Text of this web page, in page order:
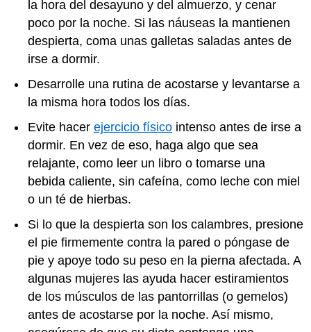
la hora del desayuno y del almuerzo, y cenar
poco por la noche. Si las náuseas la mantienen
despierta, coma unas galletas saladas antes de
irse a dormir.
Desarrolle una rutina de acostarse y levantarse a
la misma hora todos los días.
Evite hacer ejercicio físico intenso antes de irse a
dormir. En vez de eso, haga algo que sea
relajante, como leer un libro o tomarse una
bebida caliente, sin cafeína, como leche con miel
o un té de hierbas.
Si lo que la despierta son los calambres, presione
el pie firmemente contra la pared o póngase de
pie y apoye todo su peso en la pierna afectada. A
algunas mujeres las ayuda hacer estiramientos
de los músculos de las pantorrillas (o gemelos)
antes de acostarse por la noche. Así mismo,